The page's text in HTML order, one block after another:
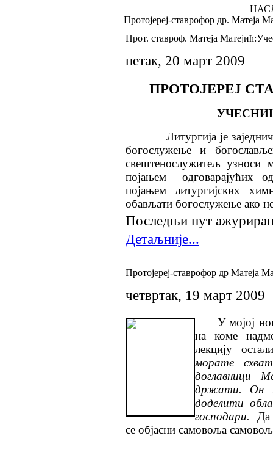
Протојереј-ставрофор др. Матеја
Прот. ставроф. Матеја
петак, 20 март 2009
ПРОТОЈЕРЕЈ
Литургија је
богослужење и
свештенослужитељ узноси
појањем
одговарајућих
појањем литургијских
обављати богослужење ако
Последњи пут
Детаљније...
Протојереј-ставрофор др Матеја
четвртак, 19 март 2009
У мојој
на коме
лекцију
морате
доглавници
држати. Он
доделити
господари. Да
се објасни самовоља